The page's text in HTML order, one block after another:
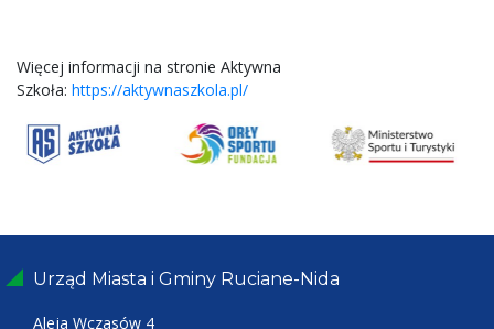
Więcej informacji na stronie Aktywna
Szkoła: https://aktywnaszkola.pl/
Urząd Miasta i Gminy Ruciane-Nida
Aleja Wczasów 4